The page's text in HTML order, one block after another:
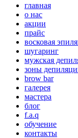
главная
о нас
акции
прайс
восковая
шугаринг
мужская
зоны
brow bar
галерея
мастера
блог
f.a.q
обучение
контакты